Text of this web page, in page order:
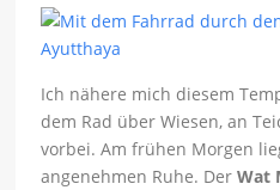
Ich nähere mich diesem
dem Rad über Wiesen, an
vorbei. Am frühen Morgen
angenehmen Ruhe. DerWat